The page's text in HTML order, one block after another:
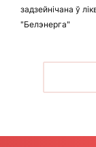
задзейнічана ў
"Белэнерга"